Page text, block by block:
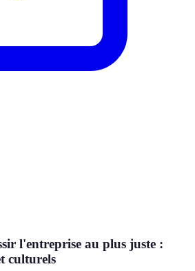
l'entreprise au plus juste :
culturels